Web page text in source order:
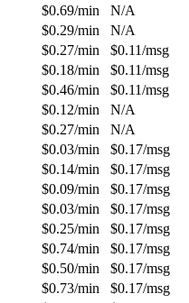
$0.69/min
N/A
$0.29/min
N/A
$0.27/min $0.11/msg
$0.18/min $0.11/msg
$0.46/min $0.11/msg
$0.12/min
N/A
$0.27/min
N/A
$0.03/min $0.17/msg
$0.14/min $0.17/msg
$0.09/min $0.17/msg
$0.03/min $0.17/msg
$0.25/min $0.17/msg
$0.74/min $0.17/msg
$0.50/min $0.17/msg
$0.73/min $0.17/msg